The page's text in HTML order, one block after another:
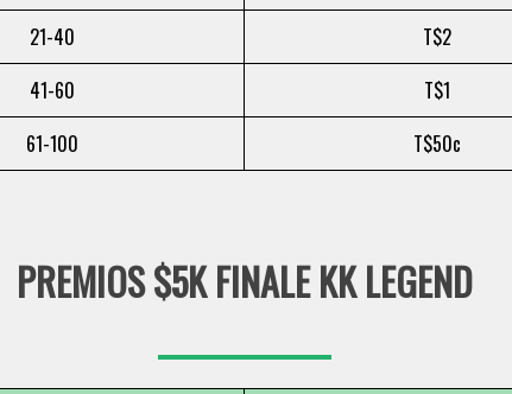
21-40
T$2
41-60
T$1
61-100
T$50c
PREMIOS $5K FINALE KK LEGEND